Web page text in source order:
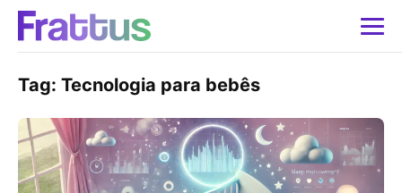
Tag: Tecnologia para bebês